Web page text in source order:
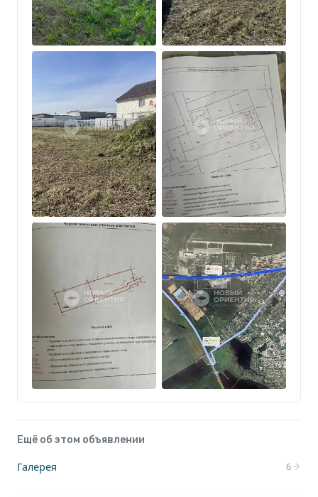
Ещё об этом объявлении
Галерея 6